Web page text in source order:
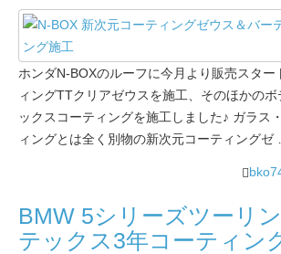
ホンダN-BOXのルーフに今月より販売スター
ィングTTクリアゼウスを施工、そのほかの
ックスコーティングを施工しました♪ ガラス
ィングとは全く別物の新次元コーティングゼ
BMW 5シリーズツーリ
テックス3年コーティン